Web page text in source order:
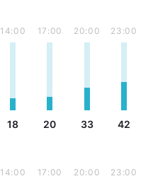
14:00
18
17:00
20
20:00
33
23:00
42
14:00 17:00 20:00 23:00